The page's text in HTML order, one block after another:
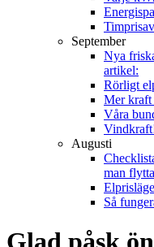
September
Nya
artikel:
Rörligt
Mer kraft
Våra
Augusti
man
Så